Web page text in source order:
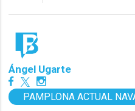
Ángel Ugarte
PAMPLONA ACTUAL